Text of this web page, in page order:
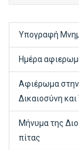
Υπογραφή
Ημέρα
Αφιέρωμα στην
Δικαιοσύνη και
Μήνυμα της
πίτας